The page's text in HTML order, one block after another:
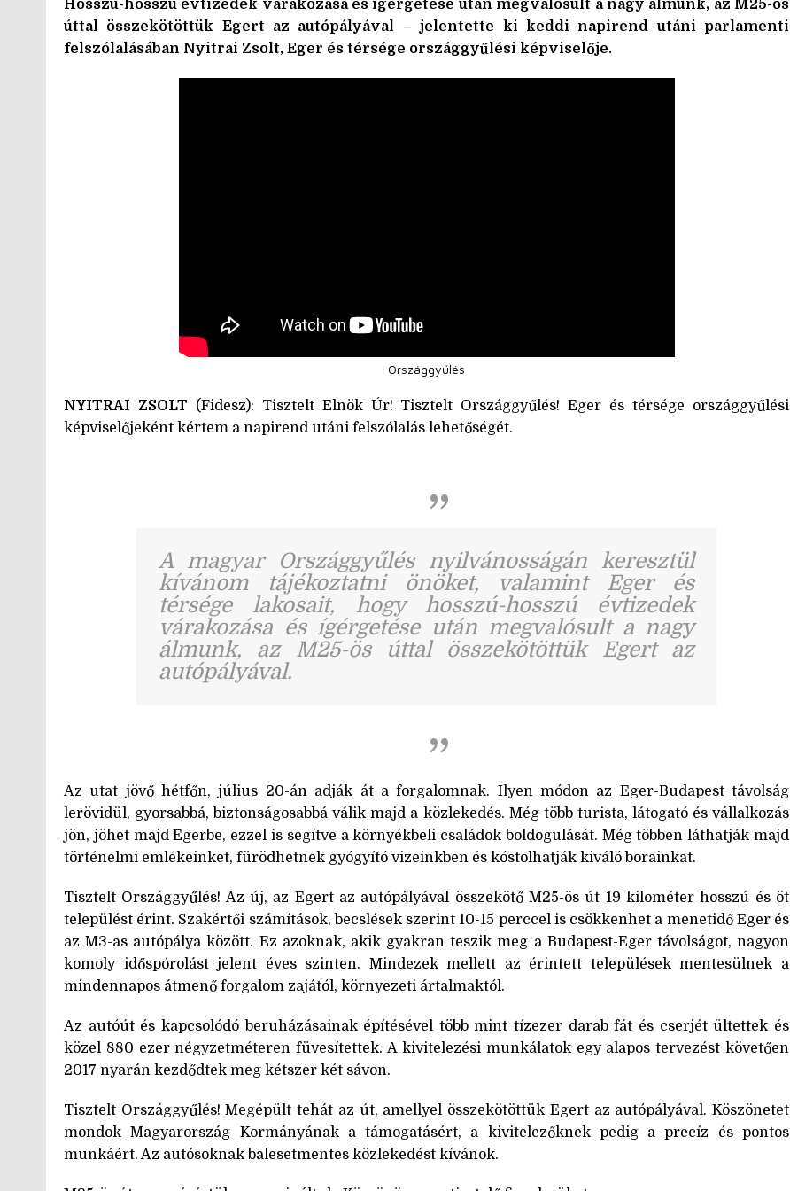
Hosszú-hosszú évtizedek várakozása és ígérgetése után megvalósult a nagy álmunk, az M25-ös
úttal összekötöttük Egert az autópályával – jelentette ki keddi napirend utáni parlamenti
felszólalásában Nyitrai Zsolt, Eger és térsége országgyűlési képviselője.
Országgyűlés
NYITRAI ZSOLT (Fidesz): Tisztelt Elnök Úr! Tisztelt Országgyűlés! Eger és térsége országgyűlési
képviselőjeként kértem a napirend utáni felszólalás lehetőségét.
A magyar Országgyűlés nyilvánosságán keresztül
kívánom tájékoztatni önöket, valamint Eger és
térsége lakosait, hogy hosszú-hosszú évtizedek
várakozása és ígérgetése után megvalósult a nagy
álmunk, az M25-ös úttal összekötöttük Egert az
autópályával.
Az utat jövő hétfőn, július 20-án adják át a forgalomnak. Ilyen módon az Eger-Budapest távolság
lerövidül, gyorsabbá, biztonságosabbá válik majd a közlekedés. Még több turista, látogató és vállalkozás
jön, jöhet majd Egerbe, ezzel is segítve a környékbeli családok boldogulását. Még többen láthatják majd
történelmi emlékeinket, fürödhetnek gyógyító vizeinkben és kóstolhatják kiváló borainkat.
Tisztelt Országgyűlés! Az új, az Egert az autópályával összekötő M25-ös út 19 kilométer hosszú és öt
települést érint. Szakértői számítások, becslések szerint 10-15 perccel is csökkenhet a menetidő Eger és
az M3-as autópálya között. Ez azoknak, akik gyakran teszik meg a Budapest-Eger távolságot, nagyon
komoly időspórolást jelent éves szinten. Mindezek mellett az érintett települések mentesülnek a
mindennapos átmenő forgalom zajától, környezeti ártalmaktól.
Az autóút és kapcsolódó beruházásainak építésével több mint tízezer darab fát és cserjét ültettek és
közel 880 ezer négyzetméteren füvesítettek. A kivitelezési munkálatok egy alapos tervezést követően
2017 nyarán kezdődtek meg kétszer két sávon.
Tisztelt Országgyűlés! Megépült tehát az út, amellyel összekötöttük Egert az autópályával. Köszönetet
mondok Magyarország Kormányának a támogatásért, a kivitelezőknek pedig a precíz és pontos
munkáért. Az autósoknak balesetmentes közlekedést kívánok.